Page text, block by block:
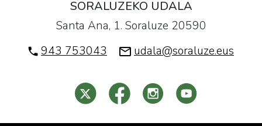
SORALUZEKO UDALA
Santa Ana, 1. Soraluze 20590
943 753043
udala@soraluze.eus